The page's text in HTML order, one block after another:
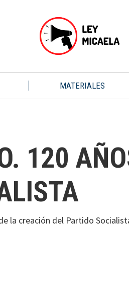
MATERIALES
120
la creación del Partido